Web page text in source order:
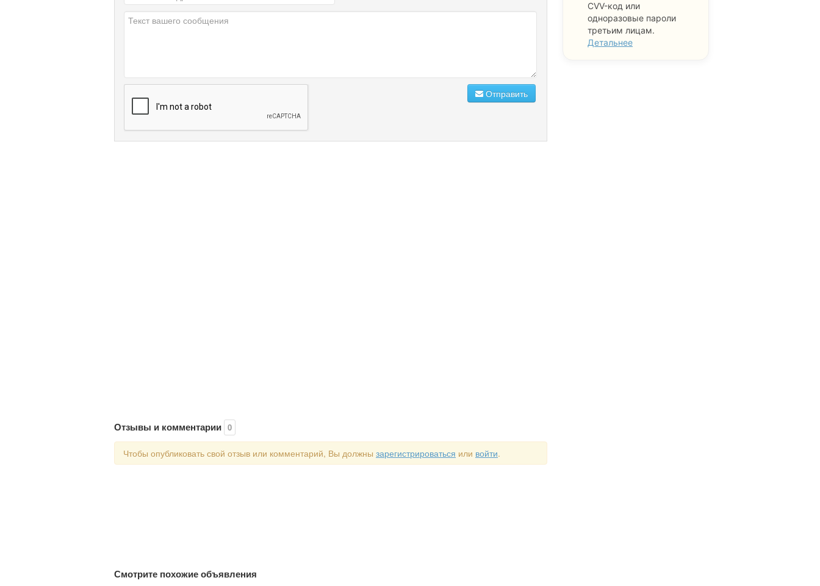
Отправить
Отзывы и комментарии 0
Чтобы опубликовать свой отзыв или комментарий, Вы должны зарегистрироваться или войти.
Смотрите похожие объявления
CVV-код или
одноразовые пароли
третьим лицам.
Детальнее